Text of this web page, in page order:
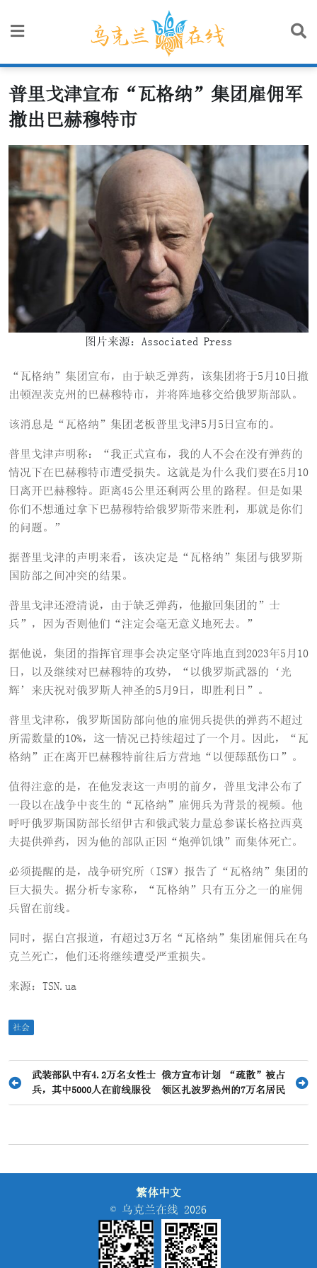
普里戈津宣布“瓦格纳”集团雇佣军
撤出巴赫穆特市
图片来源：Associated Press
“瓦格纳”集团宣布，由于缺乏弹药，该集团将于5月10日撤
出顿涅茨克州的巴赫穆特市，并将阵地移交给俄罗斯部队。
该消息是“瓦格纳”集团老板普里戈津5月5日宣布的。
普里戈津声明称：“我正式宣布，我的人不会在没有弹药的
情况下在巴赫穆特市遭受损失。这就是为什么我们要在5月10
日离开巴赫穆特。距离45公里还剩两公里的路程。但是如果
你们不想通过拿下巴赫穆特给俄罗斯带来胜利，那就是你们
的问题。”
据普里戈津的声明来看，该决定是“瓦格纳”集团与俄罗斯
国防部之间冲突的结果。
普里戈津还澄清说，由于缺乏弹药，他撤回集团的”士
兵”，因为否则他们“注定会毫无意义地死去。”
据他说，集团的指挥官理事会决定坚守阵地直到2023年5月10
日，以及继续对巴赫穆特的攻势，“以俄罗斯武器的‘光
辉’来庆祝对俄罗斯人神圣的5月9日，即胜利日”。
普里戈津称，俄罗斯国防部向他的雇佣兵提供的弹药不超过
所需数量的10%，这一情况已持续超过了一个月。因此，“瓦
格纳”正在离开巴赫穆特前往后方营地“以便舔舐伤口”。
值得注意的是，在他发表这一声明的前夕，普里戈津公布了
一段以在战争中丧生的“瓦格纳”雇佣兵为背景的视频。他
呼吁俄罗斯国防部长绍伊古和俄武装力量总参谋长格拉西莫
夫提供弹药，因为他的部队正因“炮弹饥饿”而集体死亡。
必须提醒的是，战争研究所（ISW）报告了“瓦格纳”集团的
巨大损失。据分析专家称，“瓦格纳”只有五分之一的雇佣
兵留在前线。
同时，据白宫报道，有超过3万名“瓦格纳”集团雇佣兵在乌
克兰死亡，他们还将继续遭受严重损失。
来源：TSN.ua
社会
文
航
武装部队中有4.2万名女性士
兵，其中5000人在前线服役
俄方宣布计划 “疏散”被占
领区扎波罗热州的7万名居民
繁体中文
© 乌克兰在线 2026